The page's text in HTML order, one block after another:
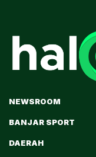
NEWSROOM
BANJAR SPORT
DAERAH